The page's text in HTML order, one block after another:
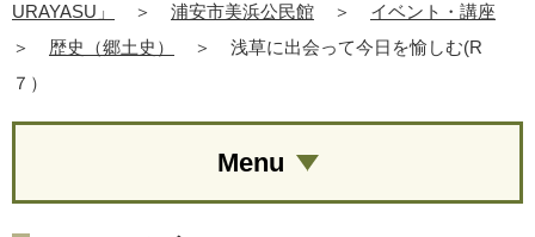
URAYASU」
＞ 浦安市美浜公民館 ＞
イベント・講座
＞
歴史（郷土史） ＞
浅草に出会って今日を愉しむ(R
７）
Menu